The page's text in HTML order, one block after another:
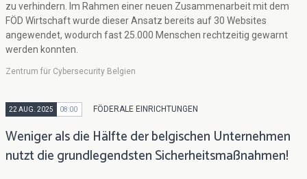
zu verhindern. Im Rahmen einer neuen Zusammenarbeit mit dem
FÖD Wirtschaft wurde dieser Ansatz bereits auf 30 Websites
angewendet, wodurch fast 25.000 Menschen rechtzeitig gewarnt
werden konnten.
Zentrum für Cybersecurity Belgien
22 AUG. 2025 08:00 FÖDERALE EINRICHTUNGEN
Weniger als die Hälfte der belgischen Unternehmen
nutzt die grundlegendsten Sicherheitsmaßnahmen!